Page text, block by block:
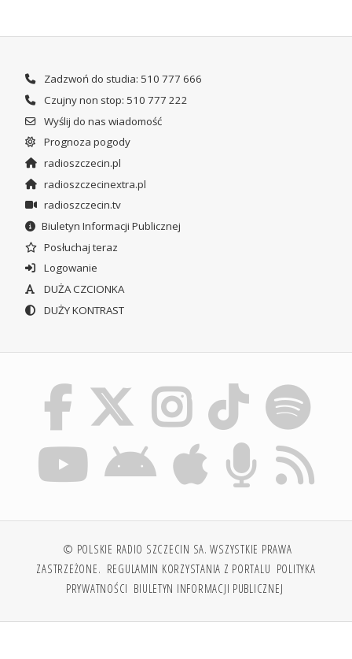
Zadzwoń do studia: 510 777 666
Czujny non stop: 510 777 222
Wyślij do nas wiadomość
Prognoza pogody
radioszczecin.pl
radioszczecinextra.pl
radioszczecin.tv
Biuletyn Informacji Publicznej
Posłuchaj teraz
Logowanie
DUŻA CZCIONKA
DUŻY KONTRAST
© POLSKIE RADIO SZCZECIN SA. WSZYSTKIE PRAWA
ZASTRZEŻONE. REGULAMIN KORZYSTANIA Z PORTALU POLITYKA
PRYWATNOŚCI BIULETYN INFORMACJI PUBLICZNEJ